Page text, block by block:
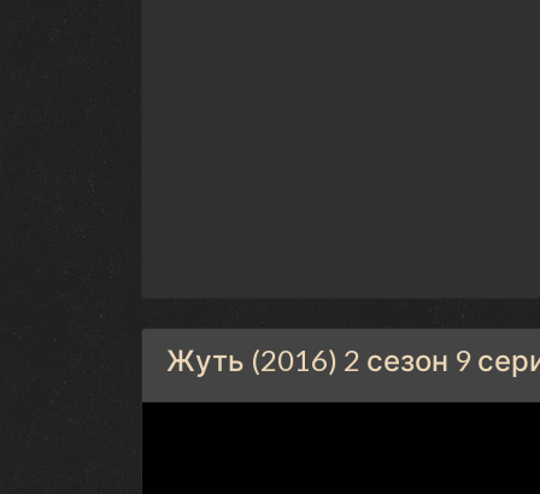
Жуть (2016) 2 сезон 9